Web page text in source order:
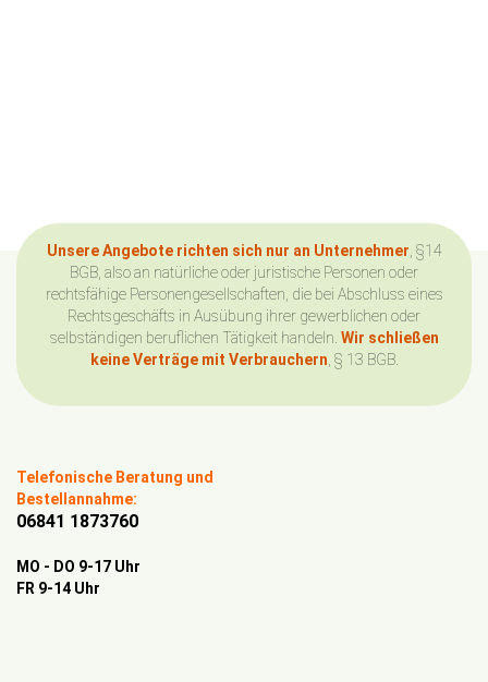
Unsere Angebote richten sich nur an Unternehmer , §14
BGB, also an natürliche oder juristische Personen oder
rechtsfähige Personengesellschaften, die bei Abschluss eines
Rechtsgeschäfts in Ausübung ihrer gewerblichen oder
selbständigen beruflichen Tätigkeit handeln. Wir schließen
keine Verträge mit Verbrauchern , § 13 BGB.
Telefonische Beratung und
Bestellannahme:
06841 1873760
MO - DO 9-17 Uhr
FR 9-14 Uhr